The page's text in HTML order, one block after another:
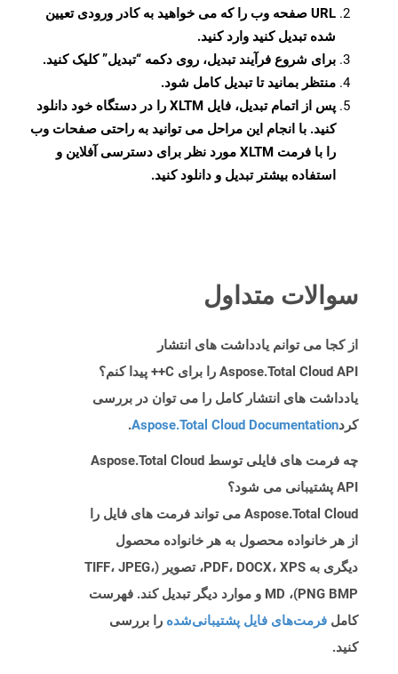
URL صفحه وب را که می خواهید به کادر ورودی تعیین
شده تبدیل کنید وارد کنید.
برای شروع فرآیند تبدیل، روی دکمه “تبدیل” کلیک کنید.
منتظر بمانید تا تبدیل کامل شود.
پس از اتمام تبدیل، فایل XLTM را در دستگاه خود دانلود
کنید. با انجام این مراحل می توانید به راحتی صفحات وب
را با فرمت XLTM مورد نظر برای دسترسی آفلاین و
استفاده بیشتر تبدیل و دانلود کنید.
سوالات متداول
از کجا می توانم یادداشت های انتشار
Aspose.Total Cloud API را برای C++ پیدا کنم؟
یادداشت های انتشار کامل را می توان در بررسی
کردAspose.Total Cloud Documentation
.
چه فرمت های فایلی توسط Aspose.Total Cloud
API پشتیبانی می شود؟
Aspose.Total Cloud می تواند فرمت های فایل را
از هر خانواده محصول به هر خانواده محصول
دیگری به PDF، DOCX، XPS، تصویر (TIFF، JPEG،
PNG BMP)، MD و موارد دیگر تبدیل کند. فهرست
کامل فرمت‌های فایل پشتیبانی‌شده را بررسی
کنید.